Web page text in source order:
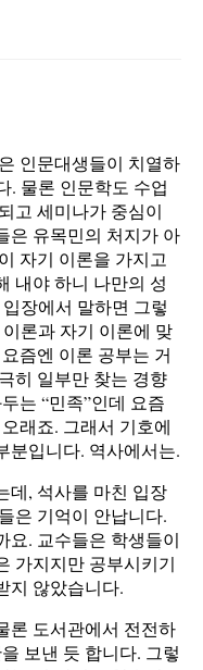
인문대생들이 치열하
. 물론 인문학도 수업
고 세미나가 중심이
은 유목민의 처지가 아
자기 이론을 가지고
내야 하니 나만의 성
장에서 말하면 그렇
론과 자기 이론에 맞
즘엔 이론 공부는 거
히 일부만 찾는 경향
는 “민족”인데 요즘
래죠. 그래서 기호에
분입니다. 역사에서는.
데, 석사를 마친 입장
은 기억이 안납니다.
요. 교수들은 학생들이
가지지만 공부시키기
지 않았습니다.
론 도서관에서 전전하
보낸 듯 합니다. 그렇